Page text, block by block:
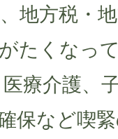
地方税・
たくなっ
療介護、
保など喫